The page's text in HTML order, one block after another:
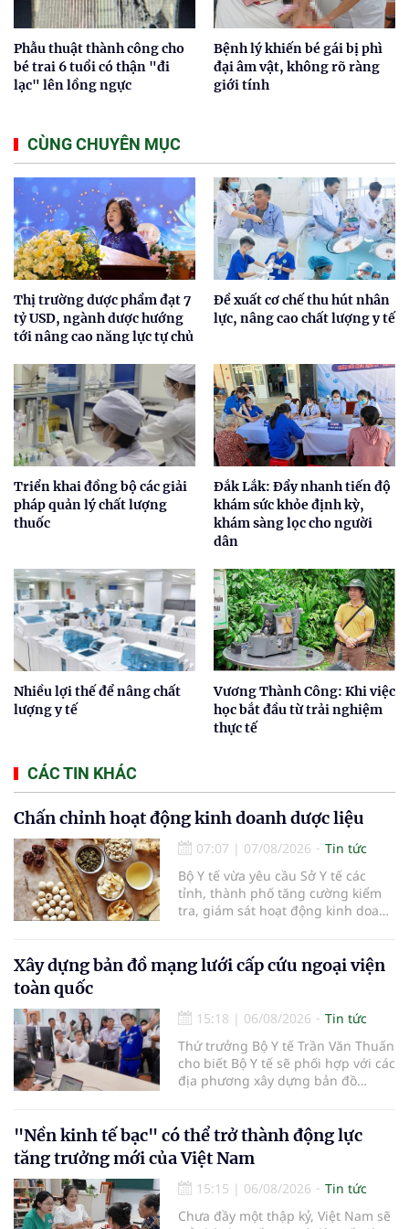
Phẫu thuật thành công cho
bé trai 6 tuổi có thận "đi
lạc" lên lồng ngực
Bệnh lý khiến bé gái bị phì
đại âm vật, không rõ ràng
giới tính
CÙNG CHUYÊN MỤC
Thị trường dược phẩm đạt 7
tỷ USD, ngành dược hướng
tới nâng cao năng lực tự chủ
Đề xuất cơ chế thu hút nhân
lực, nâng cao chất lượng y tế
Triển khai đồng bộ các giải
pháp quản lý chất lượng
thuốc
Đắk Lắk: Đẩy nhanh tiến độ
khám sức khỏe định kỳ,
khám sàng lọc cho người
dân
Nhiều lợi thế để nâng chất
lượng y tế
Vương Thành Công: Khi việc
học bắt đầu từ trải nghiệm
thực tế
CÁC TIN KHÁC
Chấn chỉnh hoạt động kinh doanh dược liệu
07:07 | 07/08/2026
Tin tức
Bộ Y tế vừa yêu cầu Sở Y tế các
tỉnh, thành phố tăng cường kiểm
tra, giám sát hoạt động kinh doanh
Xây dựng bản đồ mạng lưới cấp cứu ngoại viện
toàn quốc
15:18 | 06/08/2026
Tin tức
Thứ trưởng Bộ Y tế Trần Văn Thuấn
cho biết Bộ Y tế sẽ phối hợp với các
địa phương xây dựng bản đồ
thiện cơ chế tài chính và đa dạng
hóa phương tiện nhằm nâng cao
năng lực cấp cứu trước viện trên
phạm vi cả nước.
"Nền kinh tế bạc" có thể trở thành động lực
tăng trưởng mới của Việt Nam
15:15 | 06/08/2026
Tin tức
Chưa đầy một thập kỷ, Việt Nam sẽ